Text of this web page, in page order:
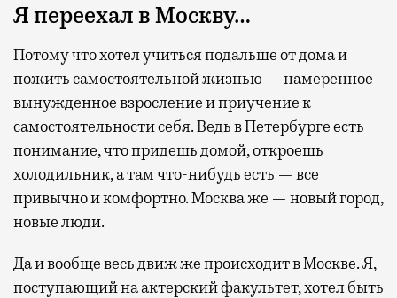
Я переехал в Москву…
Потому что хотел учиться подальше от дома и
пожить самостоятельной жизнью — намеренное
вынужденное взросление и приучение к
самостоятельности себя. Ведь в Петербурге есть
понимание, что придешь домой, откроешь
холодильник, а там что-нибудь есть — все
привычно и комфортно. Москва же — новый город,
новые люди.
Да и вообще весь движ же происходит в Москве. Я,
поступающий на актерский факультет, хотел быть